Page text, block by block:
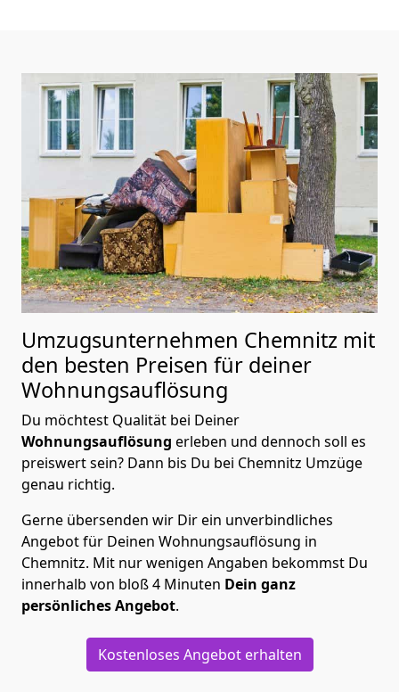
Umzugsunternehmen Chemnitz mit
den besten Preisen für deiner
Wohnungsauflösung
Du möchtest Qualität bei Deiner
Wohnungsauflösung erleben und dennoch soll es
preiswert sein? Dann bis Du bei Chemnitz Umzüge
genau richtig.
Gerne übersenden wir Dir ein unverbindliches
Angebot für Deinen Wohnungsauflösung in
Chemnitz. Mit nur wenigen Angaben bekommst Du
innerhalb von bloß 4 Minuten Dein ganz
persönliches Angebot.
Kostenloses Angebot erhalten